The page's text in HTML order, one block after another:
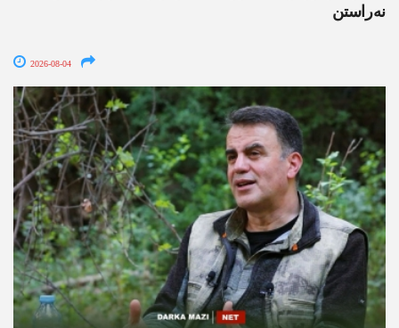
نەراستن
2026-08-04